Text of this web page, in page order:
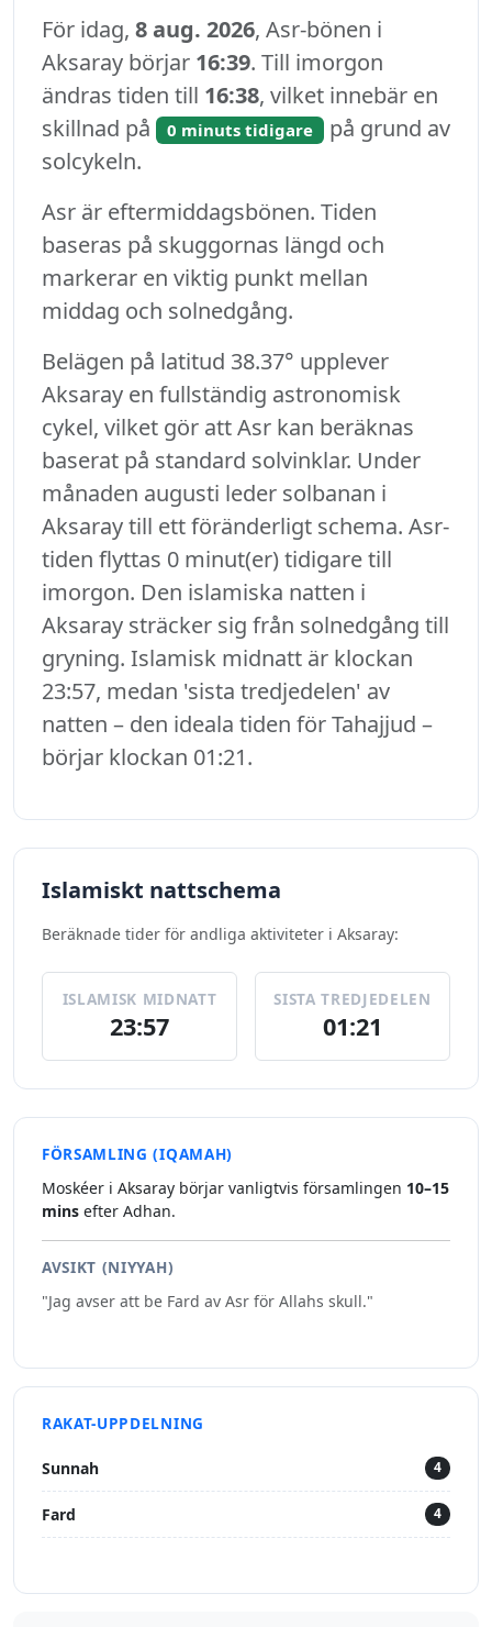
För idag, 8 aug. 2026, Asr-bönen i
Aksaray börjar 16:39. Till imorgon
ändras tiden till 16:38, vilket innebär en
skillnad på
0 minuts tidigare på grund av
solcykeln.
Asr är eftermiddagsbönen. Tiden
baseras på skuggornas längd och
markerar en viktig punkt mellan
middag och solnedgång.
Belägen på latitud 38.37° upplever
Aksaray en fullständig astronomisk
cykel, vilket gör att Asr kan beräknas
baserat på standard solvinklar. Under
månaden augusti leder solbanan i
Aksaray till ett föränderligt schema. Asr-
tiden flyttas 0 minut(er) tidigare till
imorgon. Den islamiska natten i
Aksaray sträcker sig från solnedgång till
gryning. Islamisk midnatt är klockan
23:57, medan 'sista tredjedelen' av
natten – den ideala tiden för Tahajjud –
börjar klockan 01:21.
Islamiskt nattschema
Beräknade tider för andliga aktiviteter i Aksaray:
ISLAMISK MIDNATT
23:57
SISTA TREDJEDELEN
01:21
FÖRSAMLING (IQAMAH)
Moskéer i Aksaray börjar vanligtvis församlingen 10–15
mins efter Adhan.
AVSIKT (NIYYAH)
"Jag avser att be Fard av Asr för Allahs skull."
RAKAT-UPPDELNING
Sunnah 4
Fard 4